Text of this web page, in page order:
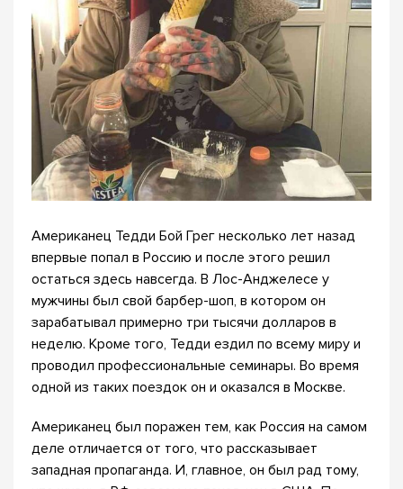
Американец Тедди Бой Грег несколько лет назад
впервые попал в Россию и после этого решил
остаться здесь навсегда. В Лос-Анджелесе у
мужчины был свой барбер-шоп, в котором он
зарабатывал примерно три тысячи долларов в
неделю. Кроме того, Тедди ездил по всему миру и
проводил профессиональные семинары. Во время
одной из таких поездок он и оказался в Москве.
Американец был поражен тем, как Россия на самом
деле отличается от того, что рассказывает
западная пропаганда. И, главное, он был рад тому,